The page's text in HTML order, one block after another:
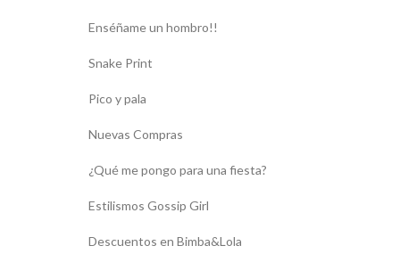
Enséñame un hombro!!
Snake Print
Pico y pala
Nuevas Compras
¿Qué me pongo para una fiesta?
Estilismos Gossip Girl
Descuentos en Bimba&Lola